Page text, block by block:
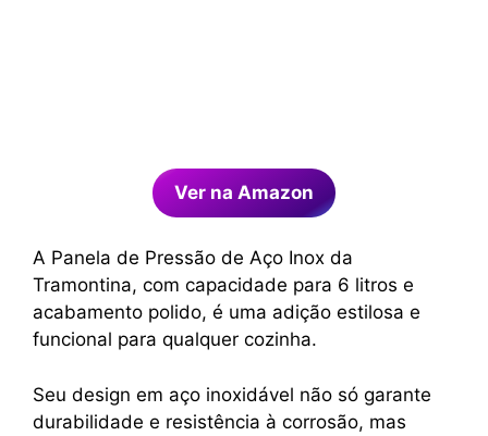
Ver na Amazon
A Panela de Pressão de Aço Inox da
Tramontina, com capacidade para 6 litros e
acabamento polido, é uma adição estilosa e
funcional para qualquer cozinha.
Seu design em aço inoxidável não só garante
durabilidade e resistência à corrosão, mas